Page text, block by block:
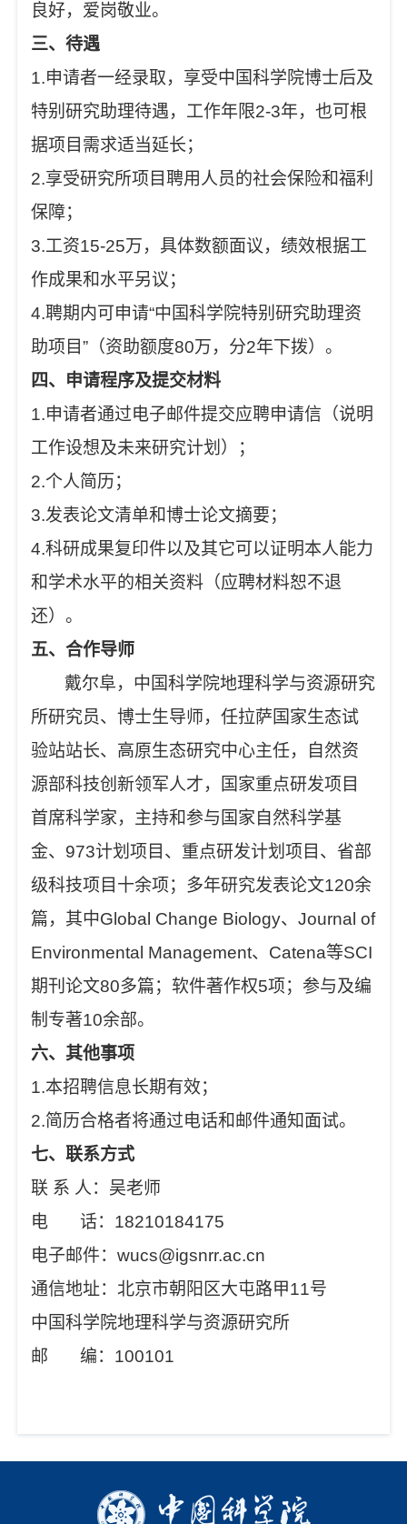
良好，爱岗敬业。
三、待遇
1.申请者一经录取，享受中国科学院博士后及
特别研究助理待遇，工作年限2-3年，也可根
据项目需求适当延长；
2.享受研究所项目聘用人员的社会保险和福利
保障；
3.工资15-25万，具体数额面议，绩效根据工
作成果和水平另议；
4.聘期内可申请“中国科学院特别研究助理资
助项目”（资助额度80万，分2年下拨）。
四、申请程序及提交材料
1.申请者通过电子邮件提交应聘申请信（说明
工作设想及未来研究计划）；
2.个人简历；
3.发表论文清单和博士论文摘要；
4.科研成果复印件以及其它可以证明本人能力
和学术水平的相关资料（应聘材料恕不退
还）。
五、合作导师
戴尔阜，中国科学院地理科学与资源研究
所研究员、博士生导师，任拉萨国家生态试
验站站长、高原生态研究中心主任，自然资
源部科技创新领军人才，国家重点研发项目
首席科学家，主持和参与国家自然科学基
金、973计划项目、重点研发计划项目、省部
级科技项目十余项；多年研究发表论文120余
篇，其中Global Change Biology、Journal of
Environmental Management、Catena等SCI
期刊论文80多篇；软件著作权5项；参与及编
制专著10余部。
六、其他事项
1.本招聘信息长期有效；
2.简历合格者将通过电话和邮件通知面试。
七、联系方式
联 系 人：吴老师
电 话：18210184175
电子邮件：wucs@igsnrr.ac.cn
通信地址：北京市朝阳区大屯路甲11号
中国科学院地理科学与资源研究所
邮 编：100101